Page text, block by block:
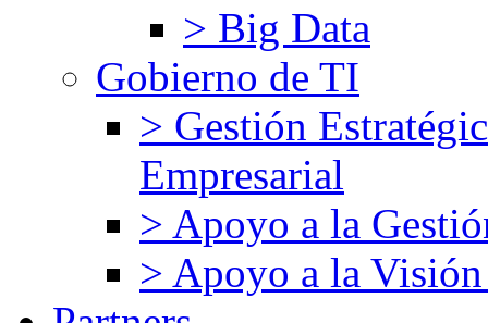
> Big Data
Gobierno de TI
> Gestión
Empresarial
> Apoyo a la
> Apoyo a la